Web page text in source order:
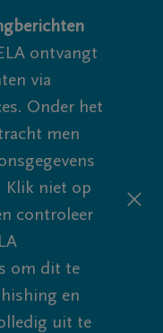
ontvangt
via
Onder het
men
Klik niet op
controleer
om dit te
en
uit te